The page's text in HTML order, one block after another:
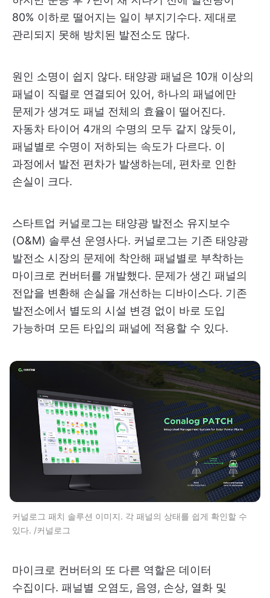
80% 이하로 떨어지는 일이 부지기수다. 제대로
관리되지 못해 방치된 발전소도 많다.
원인 소명이 쉽지 않다. 태양광 패널은 10개 이상의
패널이 직렬로 연결되어 있어, 하나의 패널에만
문제가 생겨도 패널 전체의 효율이 떨어진다.
자동차 타이어 4개의 수명의 모두 같지 않듯이,
패널별로 수명이 저하되는 속도가 다르다. 이
과정에서 발전 편차가 발생하는데, 편차로 인한
손실이 크다.
스타트업 커널로그는 태양광 발전소 유지보수
(O&M) 솔루션 운영사다. 커널로그는 기존 태양광
발전소 시장의 문제에 착안해 패널별로 부착하는
마이크로 컨버터를 개발했다. 문제가 생긴 패널의
전압을 변환해 손실을 개선하는 디바이스다. 기존
발전소에서 별도의 시설 변경 없이 바로 도입
가능하며 모든 타입의 패널에 적용할 수 있다.
커널로그 패치 솔루션 이미지. 각 패널의 상태를 쉽게 확인할 수
있다. /커널로그
마이크로 컨버터의 또 다른 역할은 데이터
수집이다. 패널별 오염도, 음영, 손상, 열화 및